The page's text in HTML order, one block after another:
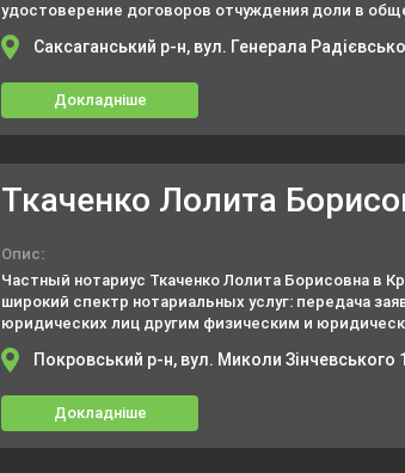
удостоверение договоров отчуждения доли в
удостоверение других документов (завещания,
Саксаганський р-н, вул. Генерала
Докладніше
Ткаченко Лолита
Опис:
Частный нотариус Ткаченко Лолита Борисовна в
широкий спектр нотариальных услуг: передача
юридических лиц другим физическим и
депозит нотариальной конторы для передачи
свидетельствование документов.
Покровський р-н, вул. Миколи Зінчевського
Докладніше